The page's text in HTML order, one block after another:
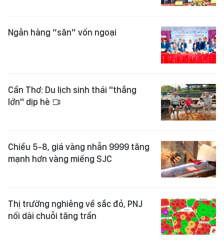
Ngân hàng “săn” vốn ngoại
Cần Thơ: Du lịch sinh thái "thắng
lớn" dịp hè
Chiều 5-8, giá vàng nhẫn 9999 tăng
mạnh hơn vàng miếng SJC
Thị trường nghiêng về sắc đỏ, PNJ
nối dài chuỗi tăng trần